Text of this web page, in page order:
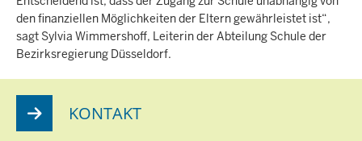
den finanziellen Möglichkeiten der Eltern gewährleistet ist“,
sagt Sylvia Wimmershoff, Leiterin der Abteilung Schule der
Bezirksregierung Düsseldorf.
KONTAKT